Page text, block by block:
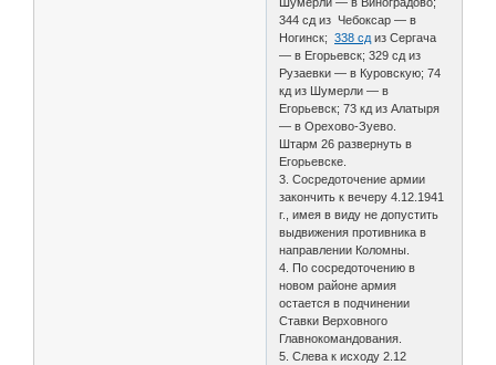
344 сд из Чебоксар — в
Ногинск;338 сд из Сергача
— в Егорьевск; 329 сд из
Рузаевки — в Куровскую; 74
кд из Шумерли — в
Егорьевск; 73 кд из Алатыря
— в Орехово-Зуево.
Штарм 26 развернуть в
Егорьевске.
3. Сосредоточение армии
закончить к вечеру 4.12.1941
г., имея в виду не допустить
выдвижения противника в
направлении Коломны.
4. По сосредоточению в
новом районе армия
остается в подчинении
Ставки Верховного
Главнокомандования.
5. Слева к исходу 2.12